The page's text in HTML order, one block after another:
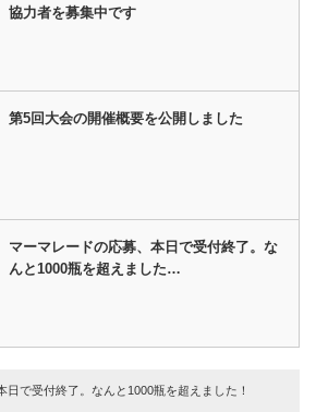
協力者を募集中です
第5回大会の開催概要を公開しました
マーマレードの応募、本日で受付終了。な
んと1000瓶を超えました…
日で受付終了。なんと1000瓶を超えました！